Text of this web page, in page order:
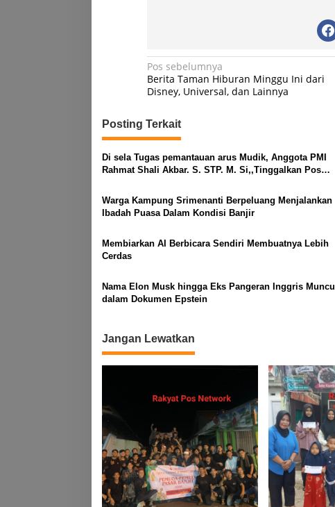
Navigasi
pos
Pos sebelumnya
Berita Taman Hiburan Minggu Ini dari
Disney, Universal, dan Lainnya
Posting Terkait
Di sela Tugas pemantauan arus Mudik, Anggota PMI
Rahmat Shali Akbar. S. STP. M. Si,,Tinggalkan Pos
Warga Kampung Srimenanti Berpeluang Menjalankan
Ibadah Puasa Dalam Kondisi Banjir
Membiarkan AI Berbicara Sendiri Membuatnya Lebih
Cerdas
Nama Elon Musk hingga Eks Pangeran Inggris Muncul
dalam Dokumen Epstein
Jangan Lewatkan